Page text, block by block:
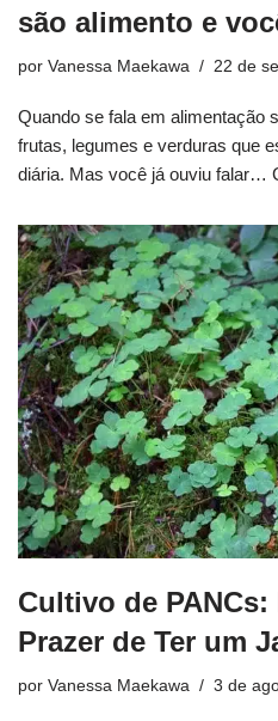
são alimento e
por Vanessa Maekawa 22 de
Quando se fala em alimentação
frutas, legumes e verduras que
diária. Mas você já ouviu falar…
Cultivo de PANCs:
Prazer de Ter um
por Vanessa Maekawa 3 de